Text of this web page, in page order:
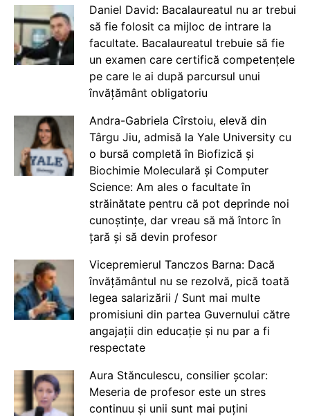
Daniel David: Bacalaureatul nu ar trebui
să fie folosit ca mijloc de intrare la
facultate. Bacalaureatul trebuie să fie
un examen care certifică competențele
pe care le ai după parcursul unui
învățământ obligatoriu
Andra-Gabriela Cîrstoiu, elevă din
Târgu Jiu, admisă la Yale University cu
o bursă completă în Biofizică și
Biochimie Moleculară și Computer
Science: Am ales o facultate în
străinătate pentru că pot deprinde noi
cunoștințe, dar vreau să mă întorc în
țară și să devin profesor
Vicepremierul Tanczos Barna: Dacă
învățământul nu se rezolvă, pică toată
legea salarizării / Sunt mai multe
promisiuni din partea Guvernului către
angajații din educație și nu par a fi
respectate
Aura Stănculescu, consilier școlar:
Meseria de profesor este un stres
continuu și unii sunt mai puțini